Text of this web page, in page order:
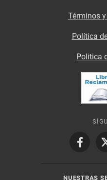
Términos
Política
Politica
NUESTRAS